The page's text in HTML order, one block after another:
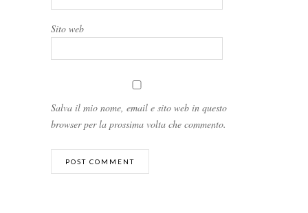
Sito web
Salva il mio nome, email e sito web in questo
browser per la prossima volta che commento.